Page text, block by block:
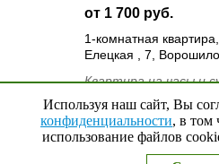
от 1 700 руб.
1-комнатная
Елецкая , 7,
Квартира на часы и
большая кровать,
холодильник,
стиральная
Предоставляется
Используя наш сайт, Вы
конфиденциальности, в том
использование файлов
Выбранные квартиры 0